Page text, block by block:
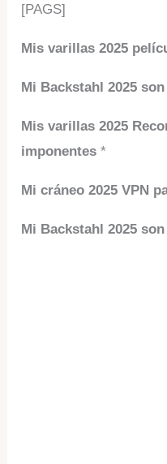
[PAGS]
Mis varillas 2025
Mi Backstahl 2025
Mis varillas 2025
imponentes*
Mi cráneo 2025 VPN
Mi Backstahl 2025